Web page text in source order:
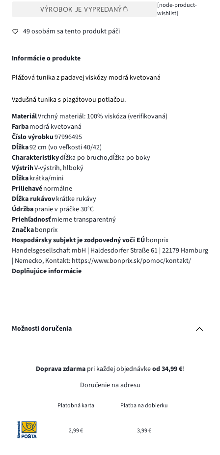
VÝROBOK JE VYPREDANÝ
[node-product-
wishlist]
49 osobám sa tento produkt páči
Informácie o produkte
Plážová tunika z padavej viskózy modrá kvetovaná
Vzdušná tunika s plagátovou potlačou.
MateriálVrchný materiál: 100% viskóza (verifikovaná)
Farbamodrá kvetovaná
Číslo výrobku97996495
Dĺžka92 cm (vo veľkosti 40/42)
Charakteristikydĺžka po brucho,dĺžka po boky
VýstrihV-výstrih, hlboký
Dĺžkakrátka/mini
Priliehavénormálne
Dĺžka rukávovkrátke rukávy
Údržbapranie v práčke 30°C
Priehľadnosťmierne transparentný
Značkabonprix
Hospodársky subjekt je zodpovedný voči EÚbonprix
Handelsgesellschaft mbH | Haldesdorfer Straße 61 | 22179 Hamburg
| Nemecko, Kontakt: https://www.bonprix.sk/pomoc/kontakt/
Doplňujúce informácie
Možnosti doručenia
Doprava zdarma pri každej objednávkeod 34,99 €!
Doručenie na adresu
Platobná karta Platba na dobierku
2,99 € 3,99 €